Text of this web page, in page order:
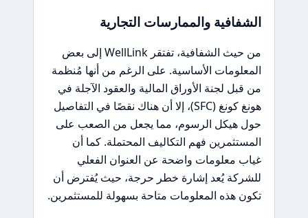
الشفافية والممارسات التجارية
من حيث الشفافية، تفتقر WellLink إلى بعض
المعلومات الأساسية. على الرغم من أنها مُنظمة
من قبل لجنة الأوراق المالية والعقود الآجلة في
هونغ كونغ (SFC)، إلا أن هناك نقصًا في التفاصيل
حول هيكل الرسوم، مما يجعل من الصعب على
المستثمرين فهم التكاليف المحتملة. كما أن
غياب معلومات واضحة عن العنوان الفعلي
للشركة يُعد إشارة خطر حرجة، حيث يُفترض أن
تكون هذه المعلومات متاحة بسهولة للمستثمرين.